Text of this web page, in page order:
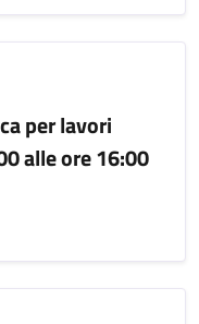
per lavori
alle ore 16:00